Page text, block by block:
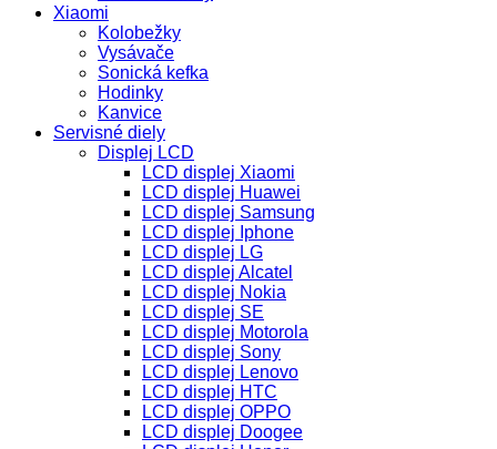
Xiaomi
Kolobežky
Vysávače
Sonická kefka
Hodinky
Kanvice
Servisné diely
Displej LCD
LCD displej Xiaomi
LCD displej Huawei
LCD displej Samsung
LCD displej Iphone
LCD displej LG
LCD displej Alcatel
LCD displej Nokia
LCD displej SE
LCD displej Motorola
LCD displej Sony
LCD displej Lenovo
LCD displej HTC
LCD displej OPPO
LCD displej Doogee